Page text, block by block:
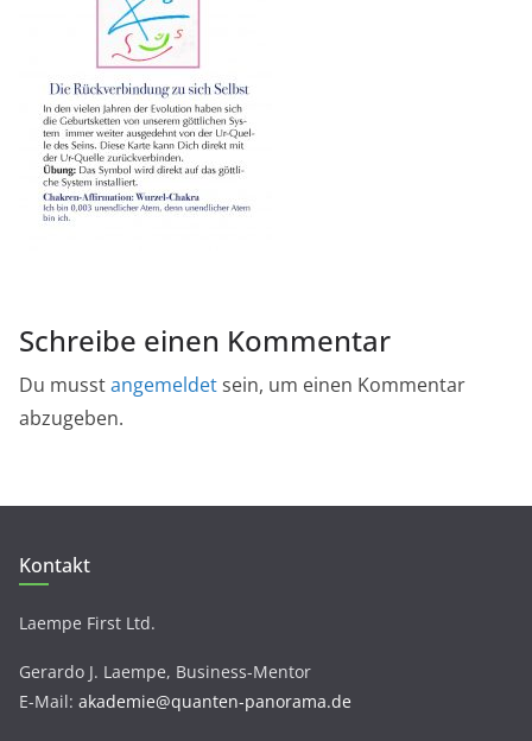
Schreibe einen Kommentar
Du musstangemeldetsein, um einen Kommentar
abzugeben.
Kontakt
Laempe First Ltd.
Gerardo J. Laempe, Business-Mentor
E-Mail: akademie@quanten-panorama.de